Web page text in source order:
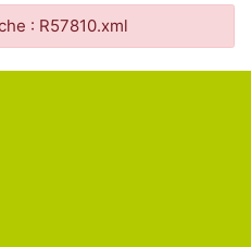
: R57810.xml